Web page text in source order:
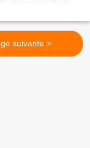
suivante >